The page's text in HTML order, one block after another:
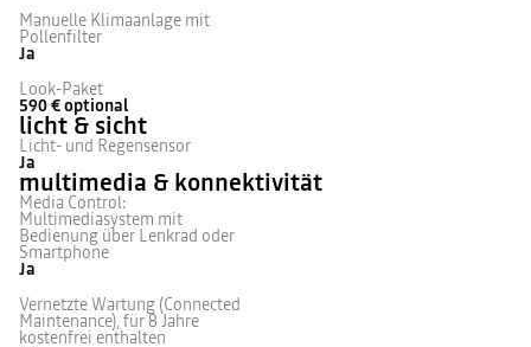
Manuelle Klimaanlage mit
Pollenfilter
Ja
Look-Paket
590 €optional
licht & sicht
Licht- und Regensensor
Ja
multimedia & konnektivität
Media Control:
Multimediasystem mit
Bedienung über Lenkrad oder
Smartphone
Ja
Vernetzte Wartung (Connected
Maintenance), für 8 Jahre
kostenfrei enthalten